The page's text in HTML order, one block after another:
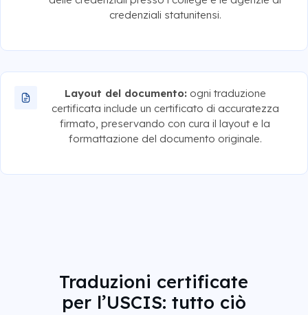
credenziali statunitensi.
Layout del documento: ogni traduzione
certificata include un certificato di accuratezza
firmato, preservando con cura il layout e la
formattazione del documento originale.
Traduzioni certificate
per l’USCIS: tutto ciò